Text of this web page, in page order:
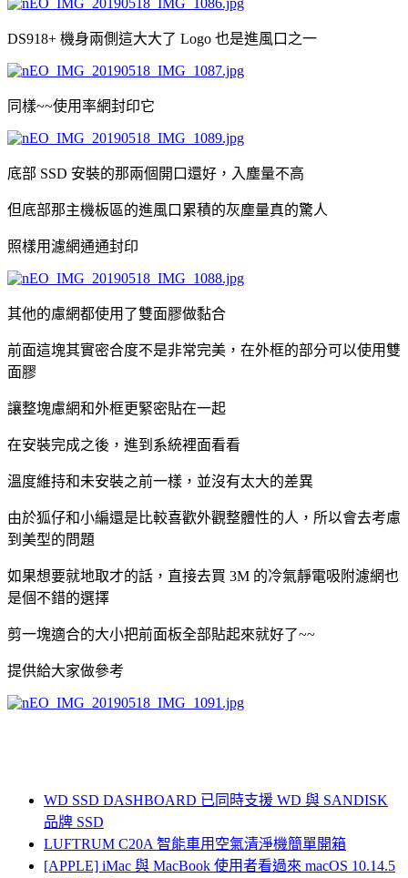
DS918+ 機身兩側這大大了 Logo 也是進風口之一
同樣~~使用率網封印它
底部 SSD 安裝的那兩個開口還好，入塵量不高
但底部那主機板區的進風口累積的灰塵量真的驚人
照樣用濾網通通封印
其他的慮網都使用了雙面膠做黏合
前面這塊其實密合度不是非常完美，在外框的部分可以使用雙
面膠
讓整塊慮網和外框更緊密貼在一起
在安裝完成之後，進到系統裡面看看
溫度維持和未安裝之前一樣，並沒有太大的差異
由於狐仔和小編還是比較喜歡外觀整體性的人，所以會去考慮
到美型的問題
如果想要就地取才的話，直接去買 3M 的冷氣靜電吸附濾網也
是個不錯的選擇
剪一塊適合的大小把前面板全部貼起來就好了~~
提供給大家做參考
WD SSD DASHBOARD 已同時支援 WD 與 SANDISK
品牌 SSD
LUFTRUM C20A 智能車用空氣清淨機簡單開箱
[APPLE] iMac 與 MacBook 使用者看過來 macOS 10.14.5